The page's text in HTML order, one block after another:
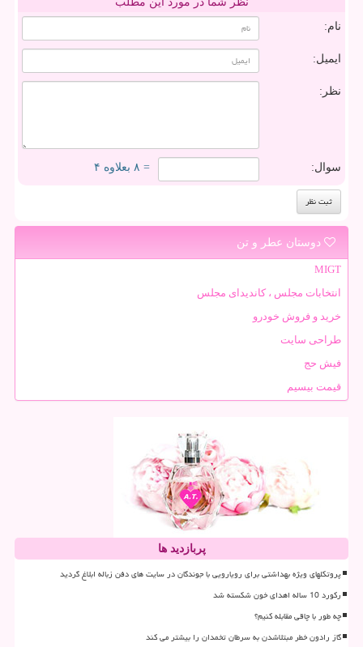
نام:
ایمیل:
نظر:
سوال: = ۸ بعلاوه ۴
دوستان عطر و تن
MIGT
انتخابات مجلس ، کاندیدای مجلس
خرید و فروش خودرو
طراحی سایت
فیش حج
قیمت بیسیم
پربازدید ها
پروتکلهای ویژه بهداشتی برای رویارویی با جوندگان در سایت های دفن زباله ابلاغ گردید
رکورد 10 ساله اهدای خون شکسته شد
چه طور با چاقی مقابله کنیم؟
گاز رادون خطر مبتلاشدن به سرطان تخمدان را بیشتر می کند